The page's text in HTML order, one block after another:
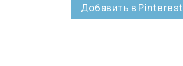
Добавить в Pinterest